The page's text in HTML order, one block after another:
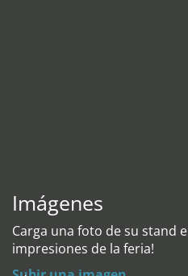
Imágenes
Carga una foto de su stand
impresiones de la feria!